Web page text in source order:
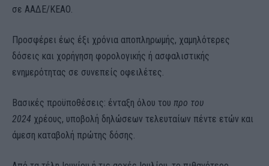
σε ΑΑΔΕ/ΚΕΑΟ.
Προσφέρει έως έξι χρόνια αποπληρωμής, χαμηλότερες
δόσεις και χορήγηση φορολογικής ή ασφαλιστικής
ενημερότητας σε συνεπείς οφειλέτες.
Βασικές προϋποθέσεις: ένταξη όλου του προ του
2024 χρέους, υποβολή δηλώσεων τελευταίων πέντε ετών και
άμεση καταβολή πρώτης δόσης.